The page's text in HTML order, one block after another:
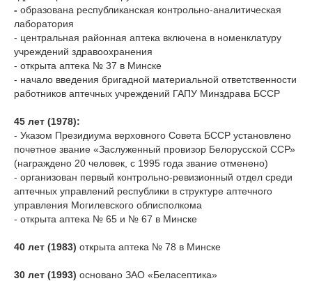
- образована республиканская контрольно-аналитическая
лаборатория
- центральная районная аптека включена в номенклатуру
учреждений здравоохранения
- открыта аптека № 37 в Минске
- начало введения бригадной материальной ответственности
работников аптечных учреждений ГАПУ Минздрава БССР
45 лет (1978):
- Указом Президиума верховного Совета БССР установлено
почетное звание «Заслуженный провизор Белорусской ССР»
(награждено 20 человек, с 1995 года звание отменено)
- организован первый контрольно-ревизионный отдел среди
аптечных управлений республики в структуре аптечного
управления Могилевского облисполкома
- открыта аптека № 65 и № 67 в Минске
40 лет (1983) открыта аптека № 78 в Минске
30 лет (1993) основано ЗАО «Беласептика»